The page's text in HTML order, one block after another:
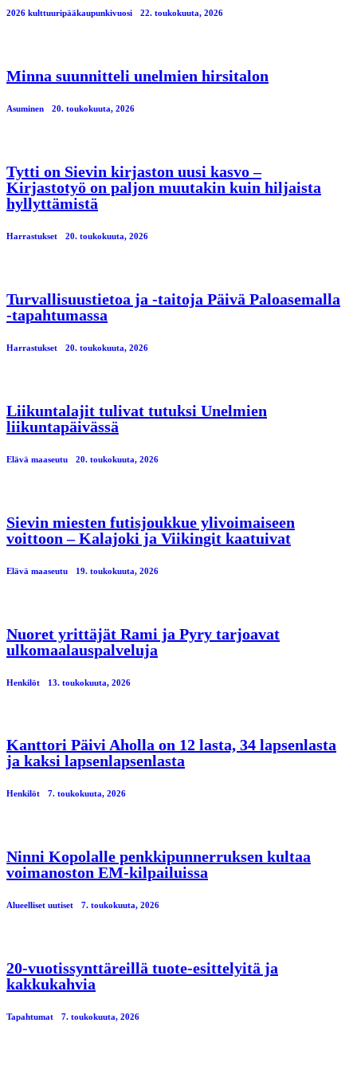
2026 kulttuuripääkaupunkivuosi 22. toukokuuta, 2026
Minna suunnitteli unelmien hirsitalon
Asuminen 20. toukokuuta, 2026
Tytti on Sievin kirjaston uusi kasvo –
Kirjastotyö on paljon muutakin kuin hiljaista
hyllyttämistä
Harrastukset 20. toukokuuta, 2026
Turvallisuustietoa ja -taitoja Päivä Paloasemalla
-tapahtumassa
Harrastukset 20. toukokuuta, 2026
Liikuntalajit tulivat tutuksi Unelmien
liikuntapäivässä
Elävä maaseutu 20. toukokuuta, 2026
Sievin miesten futisjoukkue ylivoimaiseen
voittoon – Kalajoki ja Viikingit kaatuivat
Elävä maaseutu 19. toukokuuta, 2026
Nuoret yrittäjät Rami ja Pyry tarjoavat
ulkomaalauspalveluja
Henkilöt 13. toukokuuta, 2026
Kanttori Päivi Aholla on 12 lasta, 34 lapsenlasta
ja kaksi lapsenlapsenlasta
Henkilöt 7. toukokuuta, 2026
Ninni Kopolalle penkkipunnerruksen kultaa
voimanoston EM-kilpailuissa
Alueelliset uutiset 7. toukokuuta, 2026
20-vuotissynttäreillä tuote-esittelyitä ja
kakkukahvia
Tapahtumat 7. toukokuuta, 2026